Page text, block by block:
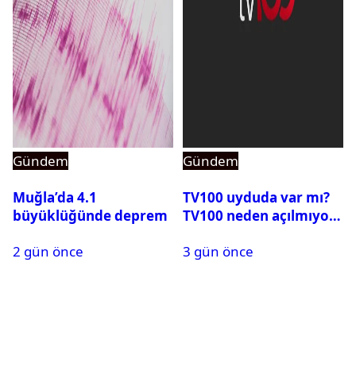
Gündem
Muğla’da 4.1
büyüklüğünde deprem
2 gün önce
Gündem
TV100 uyduda var mı?
TV100 neden açılmıyor?
3 gün önce